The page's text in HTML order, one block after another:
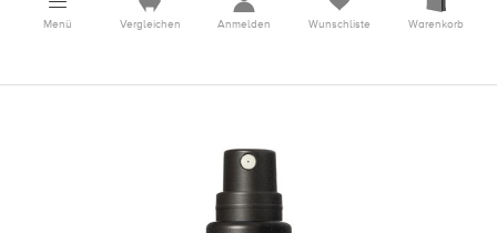
Menü Vergleichen Anmelden Wunschliste Warenkorb